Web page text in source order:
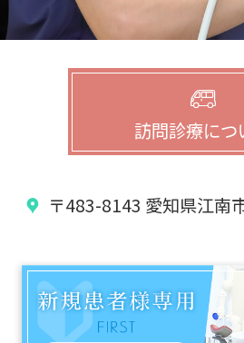
訪問診療につ
〒483-8143 愛知県江南